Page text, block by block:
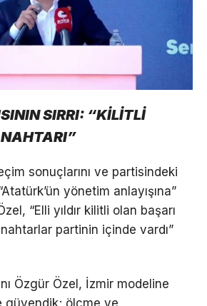
SIRRI: “KİLİTLİ
sonuçlarını ve partisindeki
yönetim anlayışına”
“Elli yıldır kilitli olan başarı
partinin içinde vardı”
Özgür Özel, İzmir modeline